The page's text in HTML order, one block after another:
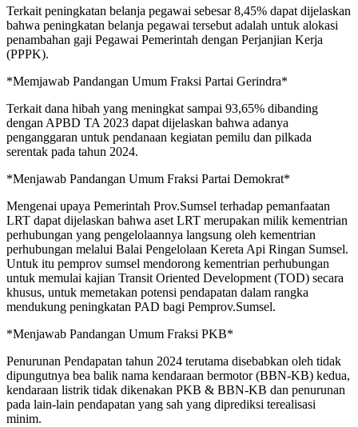
Terkait peningkatan belanja pegawai sebesar 8,45% dapat dijelaskan
bahwa peningkatan belanja pegawai tersebut adalah untuk alokasi
penambahan gaji Pegawai Pemerintah dengan Perjanjian Kerja
(PPPK).
*Memjawab Pandangan Umum Fraksi Partai Gerindra*
Terkait dana hibah yang meningkat sampai 93,65% dibanding
dengan APBD TA 2023 dapat dijelaskan bahwa adanya
penganggaran untuk pendanaan kegiatan pemilu dan pilkada
serentak pada tahun 2024.
*Menjawab Pandangan Umum Fraksi Partai Demokrat*
Mengenai upaya Pemerintah Prov.Sumsel terhadap pemanfaatan
LRT dapat dijelaskan bahwa aset LRT merupakan milik kementrian
perhubungan yang pengelolaannya langsung oleh kementrian
perhubungan melalui Balai Pengelolaan Kereta Api Ringan Sumsel.
Untuk itu pemprov sumsel mendorong kementrian perhubungan
untuk memulai kajian Transit Oriented Development (TOD) secara
khusus, untuk memetakan potensi pendapatan dalam rangka
mendukung peningkatan PAD bagi Pemprov.Sumsel.
*Menjawab Pandangan Umum Fraksi PKB*
Penurunan Pendapatan tahun 2024 terutama disebabkan oleh tidak
dipungutnya bea balik nama kendaraan bermotor (BBN-KB) kedua,
kendaraan listrik tidak dikenakan PKB & BBN-KB dan penurunan
pada lain-lain pendapatan yang sah yang diprediksi terealisasi
minim.